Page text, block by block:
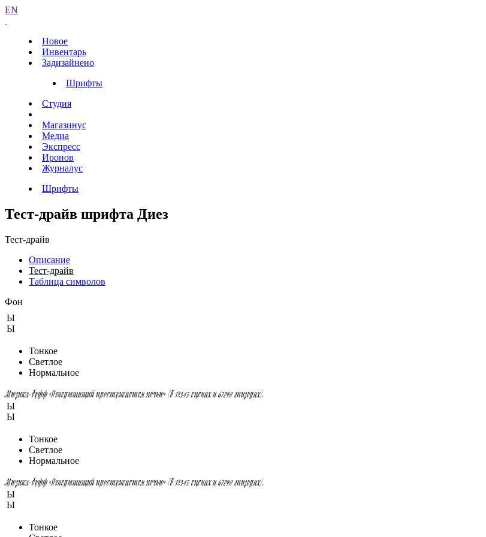
EN
Новое
Инвентарь
Задизайнено
Шрифты
Студия
Магазинус
Медиа
Экспресс
Иронов
Журналус
Шрифты
Тест-драйв шрифта Диез
Тест-драйв
Описание
Тест-драйв
Таблица символов
Фон
Ы
Ы
Тонкое
Светлое
Нормальное
Мюзикл-буфф «Огнедышащий простужается ночью» (в 12345 сценах и 67890 эпизодах).
Ы
Ы
Тонкое
Светлое
Нормальное
Мюзикл-буфф «Огнедышащий простужается ночью» (в 12345 сценах и 67890 эпизодах).
Ы
Ы
Тонкое